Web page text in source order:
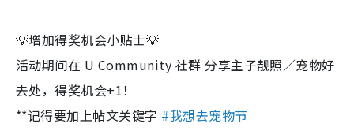
💡增加得奖机会小贴士💡
活动期间在 U Community 社群 分享主子靓照／宠物好
去处，得奖机会+1！
**记得要加上帖文关键字 #我想去宠物节